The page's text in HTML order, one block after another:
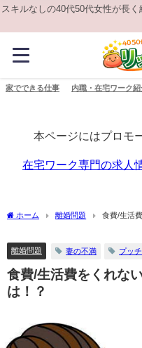
スキルなしの40代50代女性が長
家でできる仕事 内職・在宅ワーク
本ページにはプロモ
在宅ワーク専門の求人
ホーム 離婚問題 食費/生活
離婚問題 妻の不満 プッ
食費/生活費をくれな
は！？